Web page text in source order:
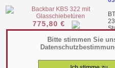
Bitte stimmen Sie
775,80 €
incl. 19% MwSt =923,20 €